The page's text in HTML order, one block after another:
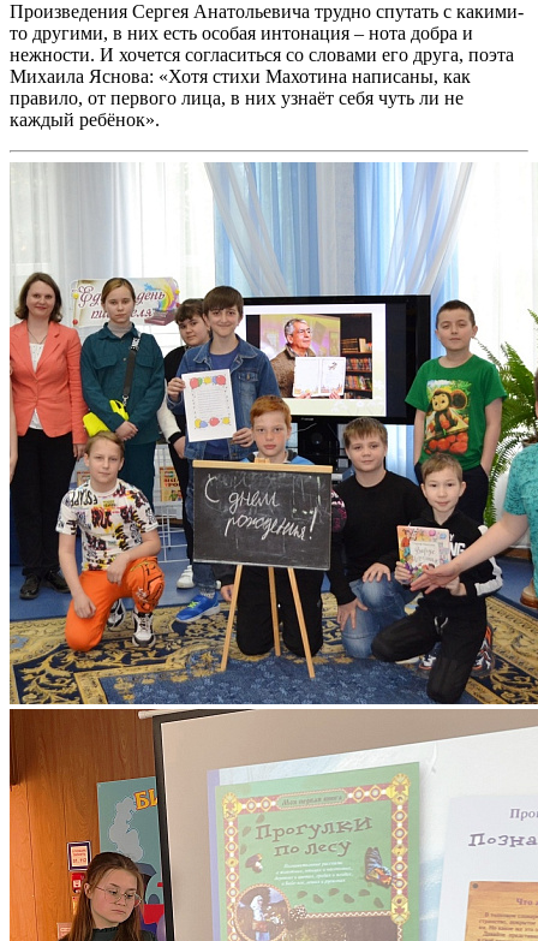
Произведения Сергея Анатольевича трудно спутать с какими-
то другими, в них есть особая интонация – нота добра и
нежности. И хочется согласиться со словами его друга, поэта
Михаила Яснова: «Хотя стихи Махотина написаны, как
правило, от первого лица, в них узнаёт себя чуть ли не
каждый ребёнок».